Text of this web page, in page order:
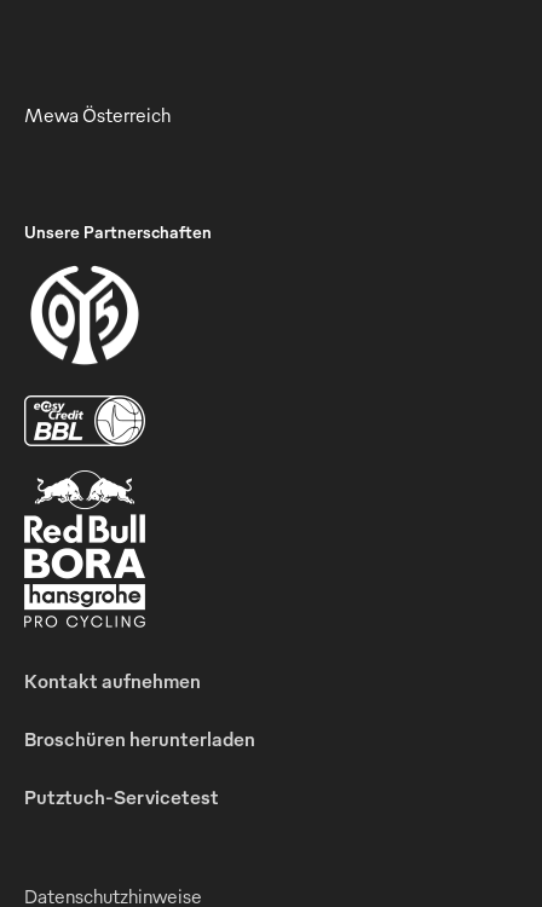
Mewa Österreich
Unsere Partnerschaften
Kontakt aufnehmen
Broschüren herunterladen
Putztuch-Servicetest
Datenschutzhinweise